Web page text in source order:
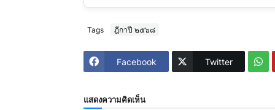
Tags ฎีกาปี ๒๕๖๘
Facebook Twitter
แสดงความคิดเห็น